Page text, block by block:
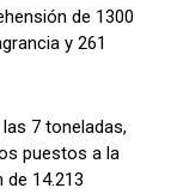
de 1300
y 261
7 toneladas,
puestos a la
14.213